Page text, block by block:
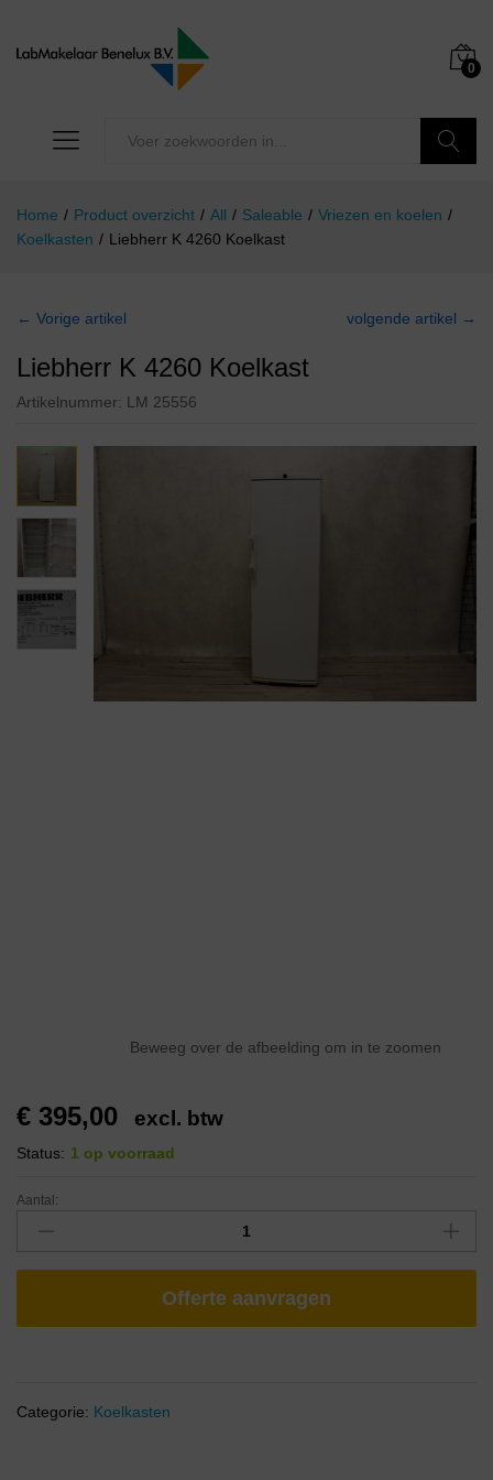
0
Home / Product overzicht / All / Saleable / Vriezen en koelen /
Koelkasten / Liebherr K 4260 Koelkast
← Vorige artikel volgende artikel →
Liebherr K 4260 Koelkast
Artikelnummer: LM 25556
Beweeg over de afbeelding om in te zoomen
€ 395,00 excl. btw
Status: 1 op voorraad
Aantal:
Offerte aanvragen
Categorie: Koelkasten